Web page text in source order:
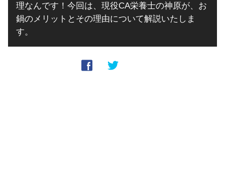
理なんです！今回は、現役CA栄養士の神原が、お
鍋のメリットとその理由について解説いたしま
す。